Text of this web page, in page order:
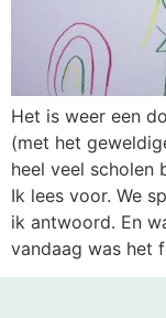
Het is weer een
(met het
heel veel scholen
Ik lees voor. We
ik antwoord. En
vandaag was het